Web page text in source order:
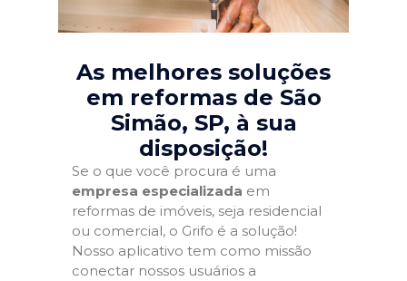
As melhores soluções
em reformas de São
Simão, SP, à sua
disposição!
Se o que você procura é uma
empresa especializada em
reformas de imóveis, seja residencial
ou comercial, o Grifo é a solução!
Nosso aplicativo tem como missão
conectar nossos usuários a